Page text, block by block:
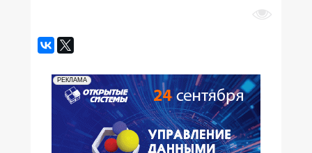
РЕКЛАМА